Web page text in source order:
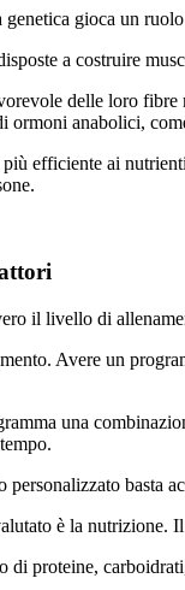
gioca un
a costruire
delle loro
anabolici,
efficiente ai
il livello di
Avere un
una
basta
è la nutrizione.
di proteine,